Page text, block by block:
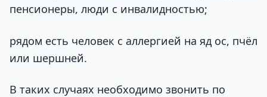
пенсионеры, люди с инвалидностью;
рядом есть человек с аллергией на яд ос, пчёл
или шершней.
В таких случаях необходимо звонить по